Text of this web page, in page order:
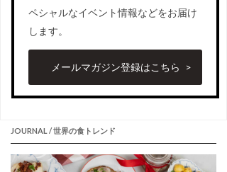
ペシャルなイベント情報などをお届け
します。
メールマガジン登録はこちら
JOURNAL / 世界の食トレンド